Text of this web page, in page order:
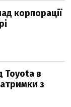
корпорації
Toyota в
з